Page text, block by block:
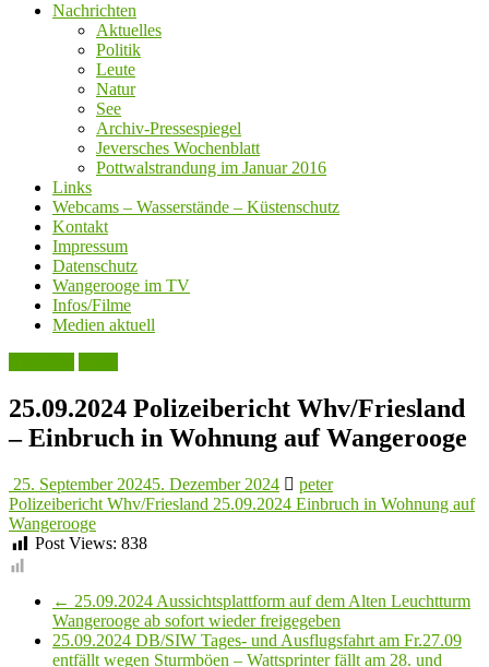
Nachrichten
Aktuelles
Politik
Leute
Natur
See
Archiv-Pressespiegel
Jeversches Wochenblatt
Pottwalstrandung im Januar 2016
Links
Webcams – Wasserstände – Küstenschutz
Kontakt
Impressum
Datenschutz
Wangerooge im TV
Infos/Filme
Medien aktuell
25.09.2024 Polizeibericht Whv/Friesland
– Einbruch in Wohnung auf Wangerooge
25. September 20245. Dezember 2024
peter
Polizeibericht Whv/Friesland 25.09.2024 Einbruch in Wohnung auf
Wangerooge
Post Views: 838
← 25.09.2024 Aussichtsplattform auf dem Alten Leuchtturm
Wangerooge ab sofort wieder freigegeben
25.09.2024 DB/SIW Tages- und Ausflugsfahrt am Fr.27.09
entfällt wegen Sturmböen – Wattsprinter fällt am 28. und